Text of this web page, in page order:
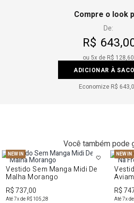
Compre o look
De:
R$
ou 5x de R$ 128,60
ADICIONAR À
Economize R$
Você também pode
NEW IN
Vestido Sem Manga Midi De
Malha Morango
R$ 737,00
Até7x de R$ 105,28
NEW IN
R$
Até7x de